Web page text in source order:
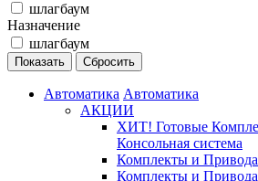
шлагбаум
Назначение
шлагбаум
Автоматика Автоматика
АКЦИИ
ХИТ! Готовые
Консольная система
Комплекты и
Комплекты и